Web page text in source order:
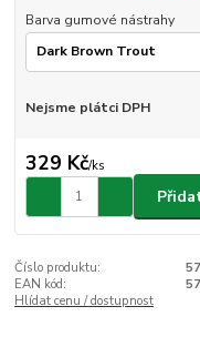
Barva gumové nástrahy
Nejsme plátci DPH
329 Kč/ks
Číslo produktu:
EAN kód:
Hlídat cenu / dostupnost